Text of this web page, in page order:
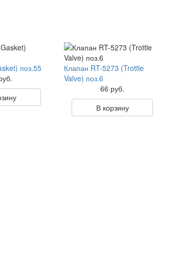
поз.55
Клапан RT-5273 (Trottle
Valve) поз.6
66 руб.
В корзину